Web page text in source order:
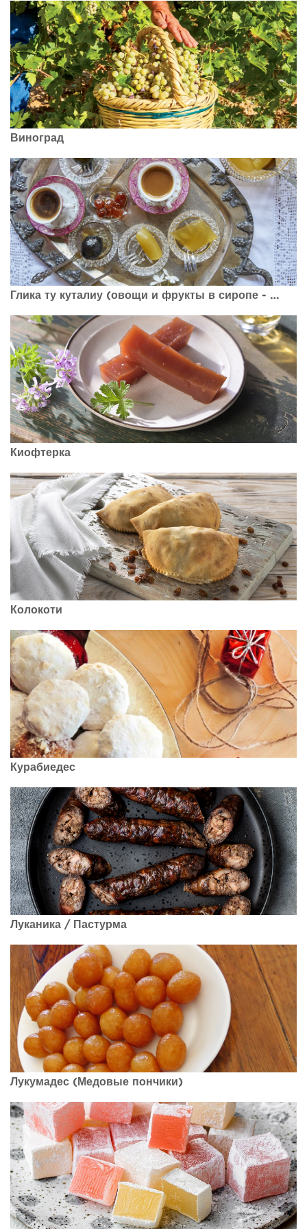
Виноград
Глика ту куталиу (овощи и фрукты в сиропе - Варенья)
Киофтерка
Колокоти
Курабиедес
Луканика / Пастурма
Лукумадес (Медовые пончики)